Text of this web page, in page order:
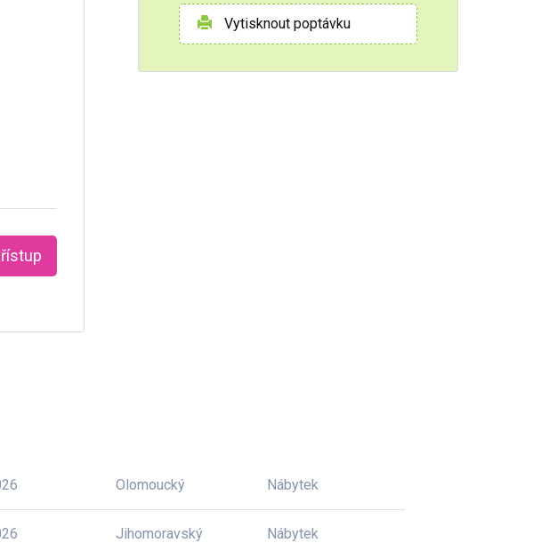
Vytisknout poptávku
Olomoucký Nábytek
Jihomoravský Nábytek